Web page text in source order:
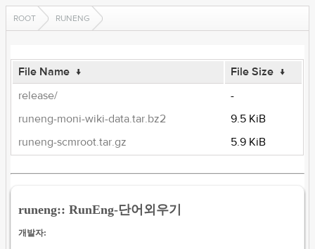
ROOT RUNENG
File Name ↓ File Size ↓
release/
-
runeng-moni-wiki-data.tar.bz2
9.5 KiB
runeng-scmroot.tar.gz
5.9 KiB
runeng:: RunEng-단어외우기
개발자: